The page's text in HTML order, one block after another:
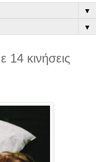
▼
▼
14 κινήσεις